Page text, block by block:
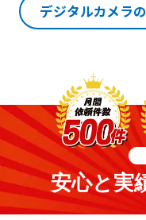
デジタルカメラ
安心と実